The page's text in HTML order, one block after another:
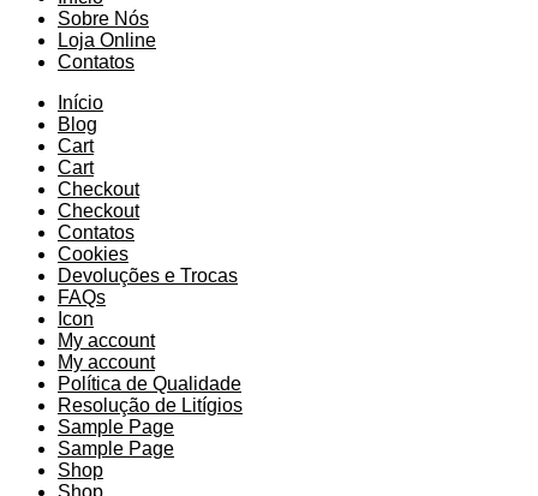
Sobre Nós
Loja Online
Contatos
Início
Blog
Cart
Cart
Checkout
Checkout
Contatos
Cookies
Devoluções e Trocas
FAQs
Icon
My account
My account
Política de Qualidade
Resolução de Litígios
Sample Page
Sample Page
Shop